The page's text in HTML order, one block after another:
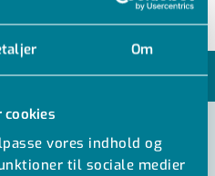
Om
cookies
vores indhold og
til sociale medier
MÅL +